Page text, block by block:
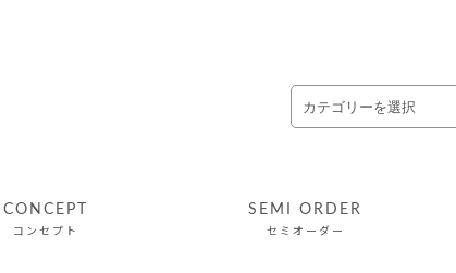
CONCEPT
コンセプト
SEMI ORDER
セミオーダー